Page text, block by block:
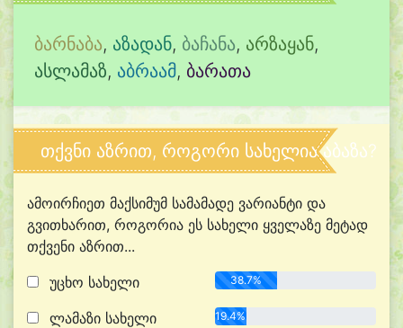
ბარნაბა, აზადან, ბაჩანა, არზაყან,
ასლამაზ, აბრაამ, ბარათა
თქვნი აზრით, როგორი სახელია აბაზა?
ამოირჩიეთ მაქსიმუმ სამამადე ვარიანტი და
გვითხარით, როგორია ეს სახელი ყველაზე მეტად
თქვენი აზრით...
უცხო სახელი
38.7%
ლამაზი სახელი 19.4%